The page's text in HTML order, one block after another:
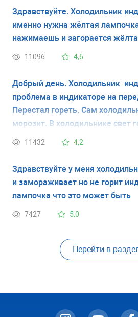
холодильник начал работать.
какое-то время и вот уже
не слышу, чтоб работал. Это
Здравствуйте. Холодильник
именно нужна жёлтая
нажимаешь и загорается
11096 4,6
Добрый день. Холодильник
проблема в индикаторе на
Перестал гореть. Сам
морозит. В холодильнике свет
11432 4,2
Здравствуйте у меня
и замораживает но не горит
лампочка что это может быть
7427 5,0
Перейти в